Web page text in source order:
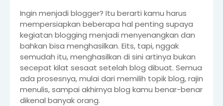
Ingin menjadi blogger? Itu berarti kamu harus
mempersiapkan beberapa hal penting supaya
kegiatan blogging menjadi menyenangkan dan
bahkan bisa menghasilkan. Eits, tapi, nggak
semudah itu, menghasilkan di sini artinya bukan
secepat kilat sesaat setelah blog dibuat. Semua
ada prosesnya, mulai dari memilih topik blog, rajin
menulis, sampai akhirnya blog kamu benar-benar
dikenal banyak orang.